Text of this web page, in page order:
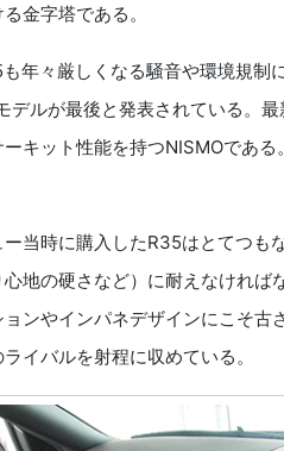
金字塔である。
年々厳しくなる騒音や環境規制
デルが最後と発表されている。
ーキット性能を持つNISMOであ
当時に購入したR35はとてつも
心地の硬さなど）に耐えなけれ
ンやインパネデザインにこそ
イバルを射程に収めている。